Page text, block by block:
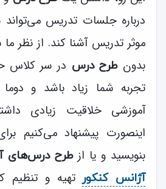
درباره جلسات تدریس
موثر تدریس آشنا کند. از نظر
بدونطرح درس در سر کلاس
تجربه شما زیاد باشد و
آموزشی خلاقیت زیادی
اینصورت پیشنهاد می‌کنیم
بنویسید و یا از طرح‌ درس‌های
آژانس کنکورتهیه و تنظیم